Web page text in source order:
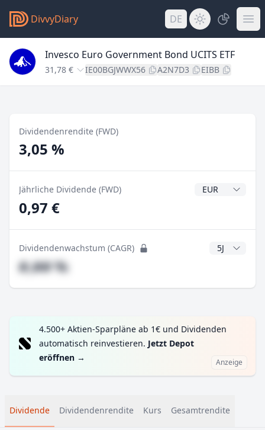
DivvyDiary DE
Invesco Euro Government Bond UCITS ETF
31,78 € IE00BGJWWX56 A2N7D3 EIBB
Dividendenrendite (FWD)
3,05 %
Jährliche Dividende (FWD)
0,97 €
Dividendenwachstum (CAGR) CAGR Jahre
#,## %
4.500+ Aktien-Sparpläne ab 1€ und Dividenden
automatisch reinvestieren. Jetzt Depot
eröffnen → Anzeige
Dividende Dividendenrendite Kurs Gesamtrendite